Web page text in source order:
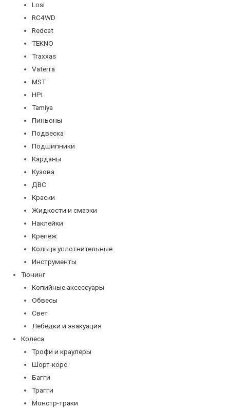
Losi
RC4WD
Redcat
TEKNO
Traxxas
Vaterra
MST
HPI
Tamiya
Пиньоны
Подвеска
Подшипники
Карданы
Кузова
ДВС
Краски
Жидкости и смазки
Наклейки
Крепеж
Кольца уплотнительные
Инструменты
Тюнинг
Копийные аксессуары
Обвесы
Свет
Лебедки и эвакуация
Колеса
Трофи и краулеры
Шорт-корс
Багги
Трагги
Монстр-траки